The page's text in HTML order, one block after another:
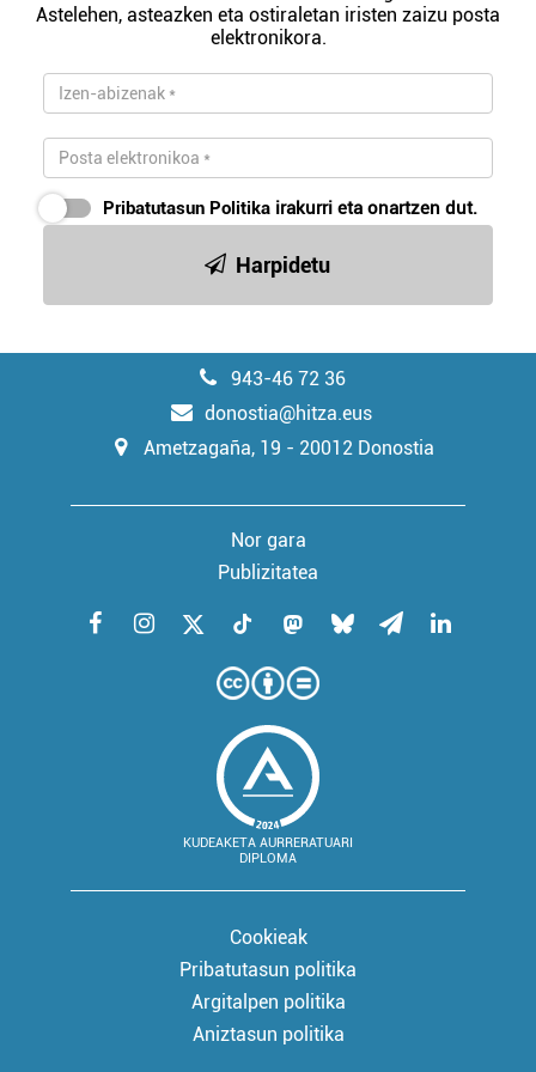
Astelehen, asteazken eta ostiraletan iristen zaizu posta
elektronikora.
Pribatutasun Politika irakurri eta onartzen dut.
Harpidetu
943-46 72 36
donostia@hitza.eus
Ametzagaña, 19 - 20012 Donostia
Nor gara
Publizitatea
KUDEAKETA AURRERATUARI
DIPLOMA
Cookieak
Pribatutasun politika
Argitalpen politika
Aniztasun politika